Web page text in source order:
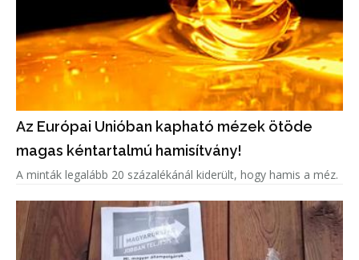
Az Európai Unióban kapható mézek ötöde
magas kéntartalmú hamisítvány!
A minták legalább 20 százalékánál kiderült, hogy hamis a méz.